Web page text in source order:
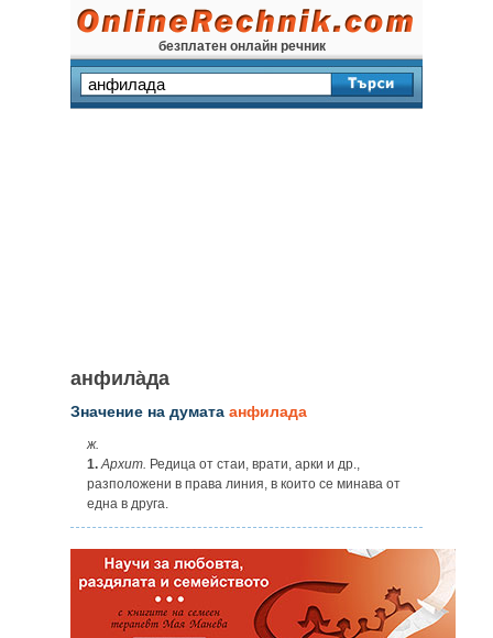
безплатен онлайн речник
анфила̀да
Значение на думата анфилада
ж.
1.Архит. Редица от стаи, врати, арки и др.,
разположени в права линия, в които се минава от
една в друга.